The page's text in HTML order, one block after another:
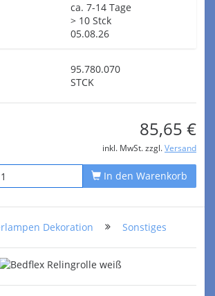
ca. 7-14 Tage
> 10 Stck
05.08.26
95.780.070
STCK
85,65 €
inkl. MwSt. zzgl. Versand
In den Warenkorb
Dekoration Sonstiges